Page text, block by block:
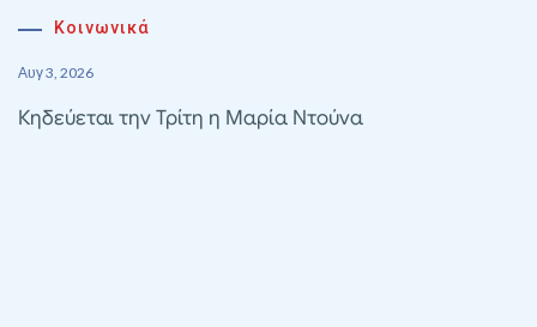
Κοινωνικά
Αυγ 3, 2026
Κηδεύεται την Τρίτη η Μαρία Ντούνα